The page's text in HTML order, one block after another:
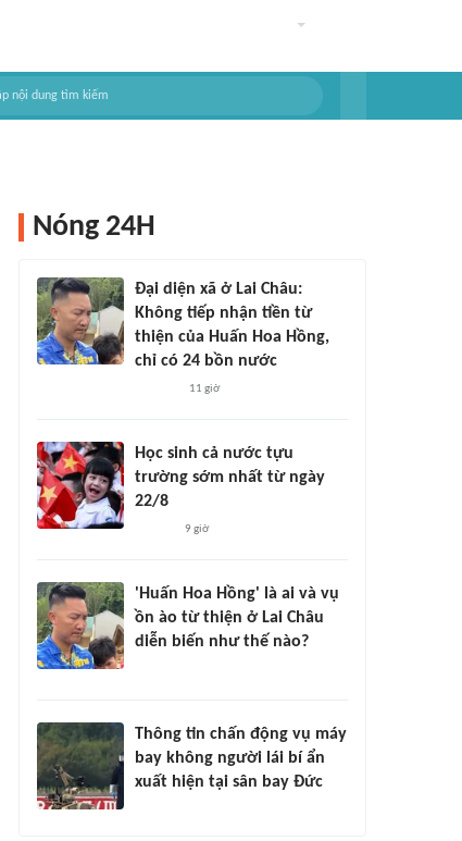
Nóng 24H
Đại diện xã ở Lai Châu:
Không tiếp nhận tiền từ
thiện của Huấn Hoa Hồng,
chỉ có 24 bồn nước
11 giờ
Học sinh cả nước tựu
trường sớm nhất từ ngày
22/8
9 giờ
'Huấn Hoa Hồng' là ai và vụ
ồn ào từ thiện ở Lai Châu
diễn biến như thế nào?
Thông tin chấn động vụ máy
bay không người lái bí ẩn
xuất hiện tại sân bay Đức